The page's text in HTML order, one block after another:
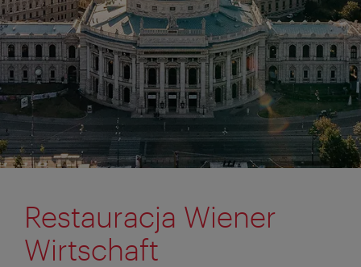
Restauracja Wiener
Wirtschaft